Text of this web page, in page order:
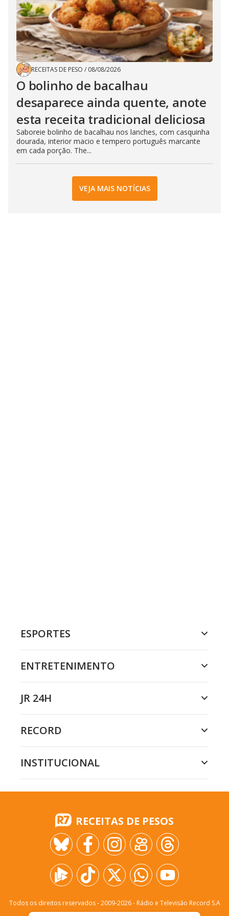
RECEITAS DE PESO / 08/08/2026
O bolinho de bacalhau
desaparece ainda quente, anote
esta receita tradicional deliciosa
Saboreie bolinho de bacalhau nos lanches, com casquinha
dourada, interior macio e tempero português marcante
em cada porção. The...
VEJA MAIS NOTÍCIAS
ESPORTES
ENTRETENIMENTO
JR 24H
RECORD
INSTITUCIONAL
RECEITAS DE PESOS
Todos os direitos reservados - 2009-2026- Rádio e Televisão Record S.A